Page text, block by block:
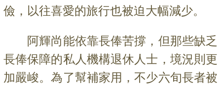
儉，以往喜愛的旅行也被迫大幅減少。
阿輝尚能依靠長俸苦撐，但那些缺乏
長俸保障的私人機構退休人士，境況則更
加嚴峻。為了幫補家用，不少六旬長者被